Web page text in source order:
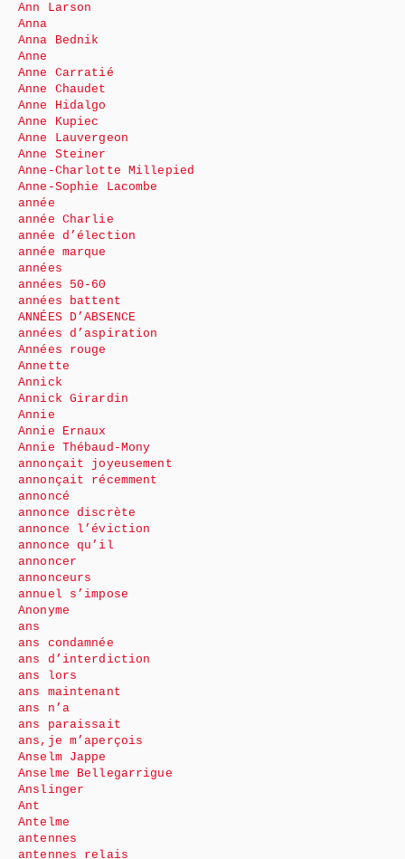
Ann Larson
Anna
Anna Bednik
Anne
Anne Carratié
Anne Chaudet
Anne Hidalgo
Anne Kupiec
Anne Lauvergeon
Anne Steiner
Anne-Charlotte Millepied
Anne-Sophie Lacombe
année
année Charlie
année d’élection
année marque
années
années 50-60
années battent
ANNÉES D’ABSENCE
années d’aspiration
Années rouge
Annette
Annick
Annick Girardin
Annie
Annie Ernaux
Annie Thébaud-Mony
annonçait joyeusement
annonçait récemment
annoncé
annonce discrète
annonce l’éviction
annonce qu’il
annoncer
annonceurs
annuel s’impose
Anonyme
ans
ans condamnée
ans d’interdiction
ans lors
ans maintenant
ans n’a
ans paraissait
ans,je m’aperçois
Anselm Jappe
Anselme Bellegarrigue
Anslinger
Ant
Antelme
antennes
antennes relais